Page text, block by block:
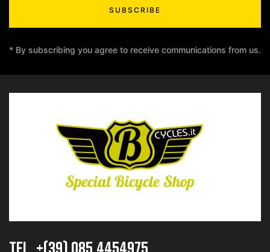
SUBSCRIBE
* By subscribing you agree to receive communications from us.
TEL. +(39) 085 4454975